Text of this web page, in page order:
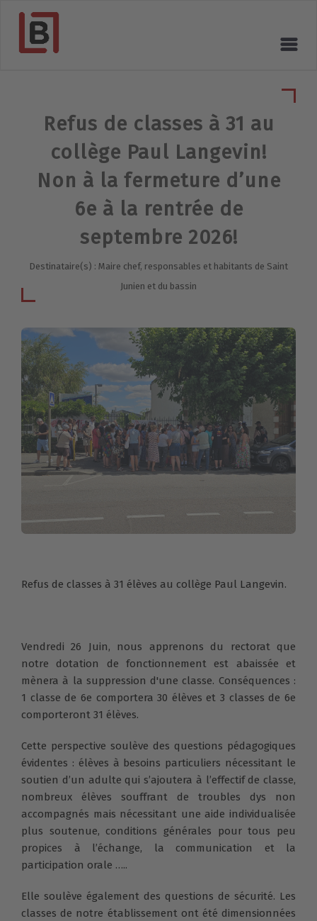
Refus de classes à 31 au
collège Paul Langevin!
Non à la fermeture d’une
6e à la rentrée de
septembre 2026!
Destinataire(s) : Maire chef, responsables et habitants de Saint
Junien et du bassin
Refus de classes à 31 élèves au collège Paul Langevin.
Vendredi 26 Juin, nous apprenons du rectorat que
notre dotation de fonctionnement est abaissée et
mènera à la suppression d'une classe. Conséquences :
1 classe de 6e comportera 30 élèves et 3 classes de 6e
comporteront 31 élèves.
Cette perspective soulève des questions pédagogiques
évidentes : élèves à besoins particuliers nécessitant le
soutien d’un adulte qui s’ajoutera à l’effectif de classe,
nombreux élèves souffrant de troubles dys non
accompagnés mais nécessitant une aide individualisée
plus soutenue, conditions générales pour tous peu
propices à l’échange, la communication et la
participation orale …..
Elle soulève également des questions de sécurité. Les
classes de notre établissement ont été dimensionnées